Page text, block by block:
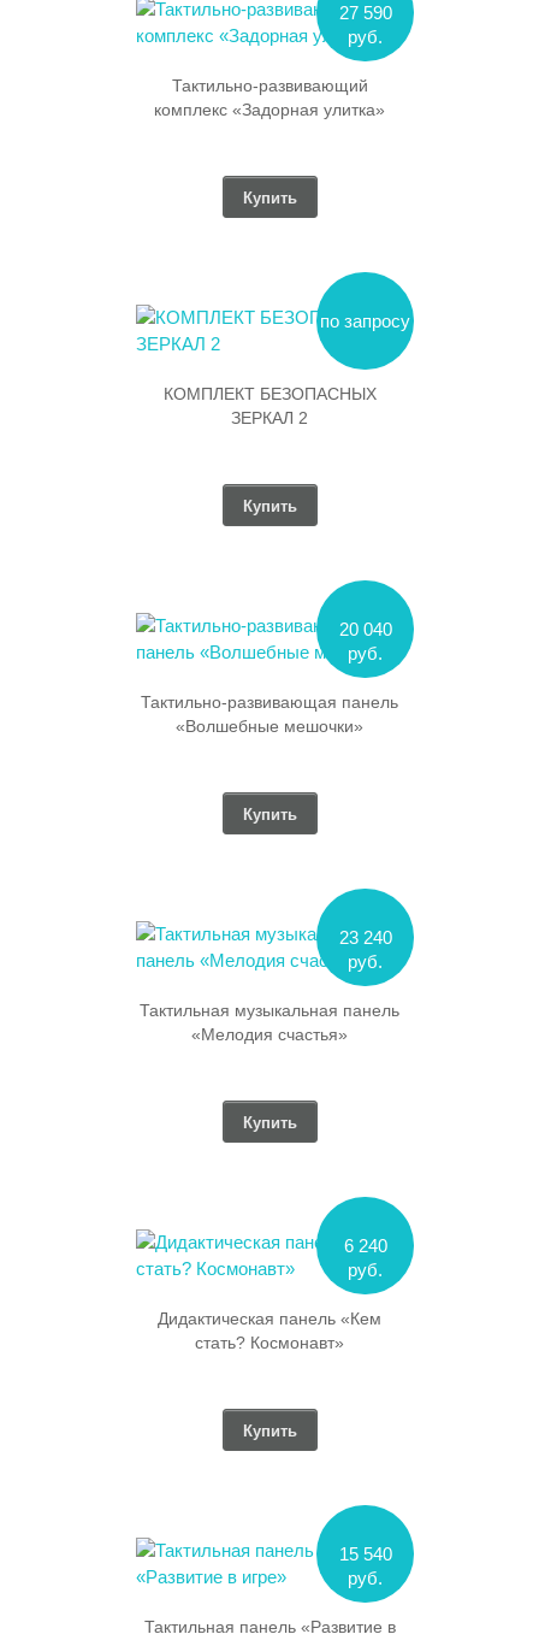
27 590
руб.
Тактильно-развивающий
комплекс «Задорная улитка»
Купить
по запросу
КОМПЛЕКТ БЕЗОПАСНЫХ
ЗЕРКАЛ 2
Купить
20 040
руб.
Тактильно-развивающая панель
«Волшебные мешочки»
Купить
23 240
руб.
Тактильная музыкальная панель
«Мелодия счастья»
Купить
6 240
руб.
Дидактическая панель «Кем
стать? Космонавт»
Купить
15 540
руб.
Тактильная панель «Развитие в